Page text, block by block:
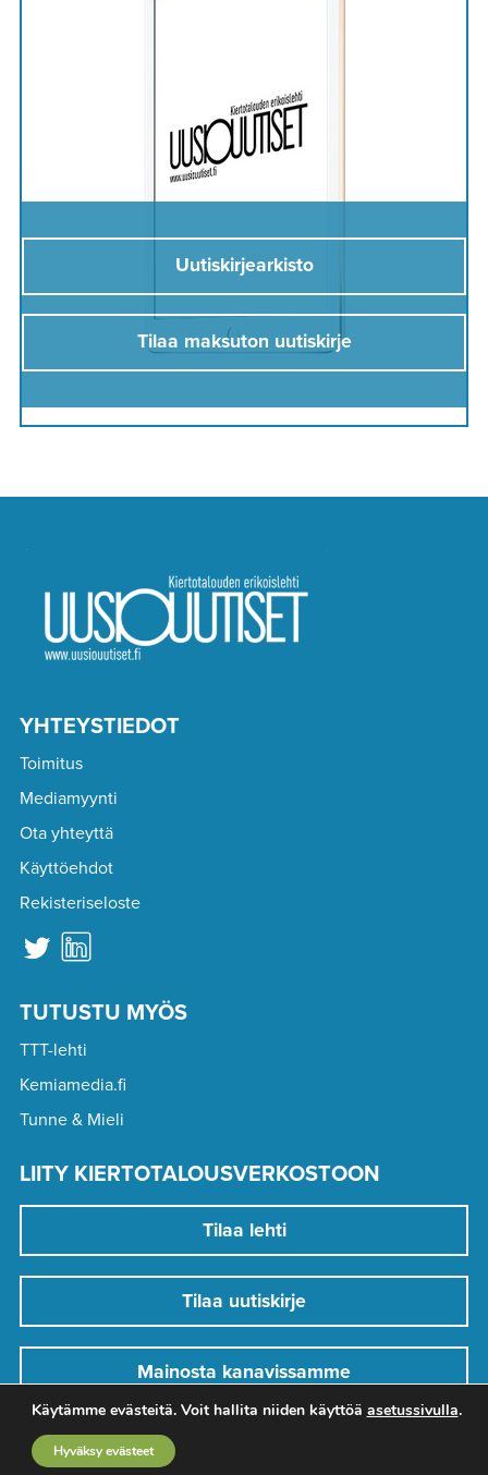
Uutiskirjearkisto
Tilaa maksuton uutiskirje
YHTEYSTIEDOT
Toimitus
Mediamyynti
Ota yhteyttä
Käyttöehdot
Rekisteriseloste
TUTUSTU MYÖS
TTT-lehti
Kemiamedia.fi
Tunne & Mieli
LIITY KIERTOTALOUSVERKOSTOON
Tilaa lehti
Tilaa uutiskirje
Mainosta kanavissamme
Käytämme evästeitä. Voit hallita niiden käyttöä asetussivulla.
Hyväksy evästeet